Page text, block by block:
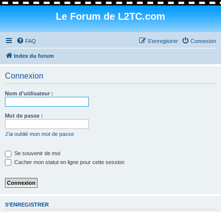
Le Forum de L2TC.com
FAQ Connexion
S’enregistrer
Index du forum
Connexion
Nom d’utilisateur :
Mot de passe :
J’ai oublié mon mot de passe
Se souvenir de moi
Cacher mon statut en ligne pour cette session
S’ENREGISTRER